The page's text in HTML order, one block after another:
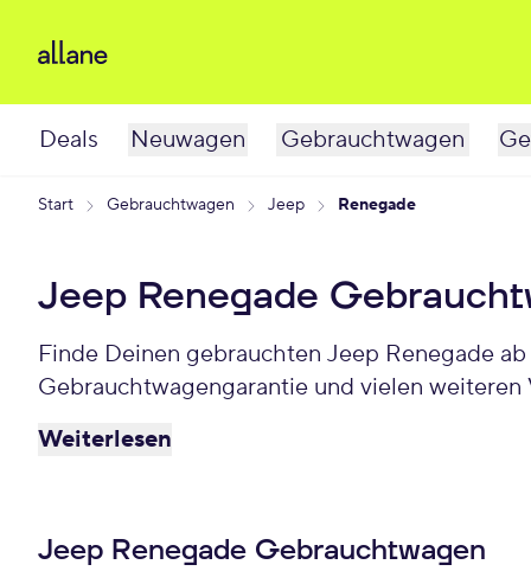
Deals Neuwagen Gebrauchtwagen
Start Gebrauchtwagen Jeep Renegade
Jeep Renegade
Finde Deinen gebrauchten Jeep Renegade
Gebrauchtwagengarantie und vielen
Weiterlesen
Jeep Renegade Gebrauchtwagen